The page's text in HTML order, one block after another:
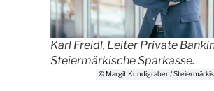
Karl Freidl, Leiter Private
Steiermärkische Sparkasse.
© Margit Kundigraber /